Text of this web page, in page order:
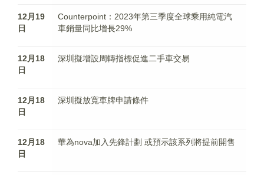
12月19
日
Counterpoint：2023年第三季度全球乘用純電汽
車銷量同比增長29%
12月18
日
深圳擬增設周轉指標促進二手車交易
12月18
日
深圳擬放寬車牌申請條件
12月18
日
華為nova加入先鋒計劃 或預示該系列將提前開售